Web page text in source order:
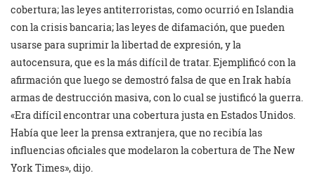
cobertura; las leyes antiterroristas, como ocurrió en Islandia
con la crisis bancaria; las leyes de difamación, que pueden
usarse para suprimir la libertad de expresión, y la
autocensura, que es la más difícil de tratar. Ejemplificó con la
afirmación que luego se demostró falsa de que en Irak había
armas de destrucción masiva, con lo cual se justificó la guerra.
«Era difícil encontrar una cobertura justa en Estados Unidos.
Había que leer la prensa extranjera, que no recibía las
influencias oficiales que modelaron la cobertura de The New
York Times», dijo.